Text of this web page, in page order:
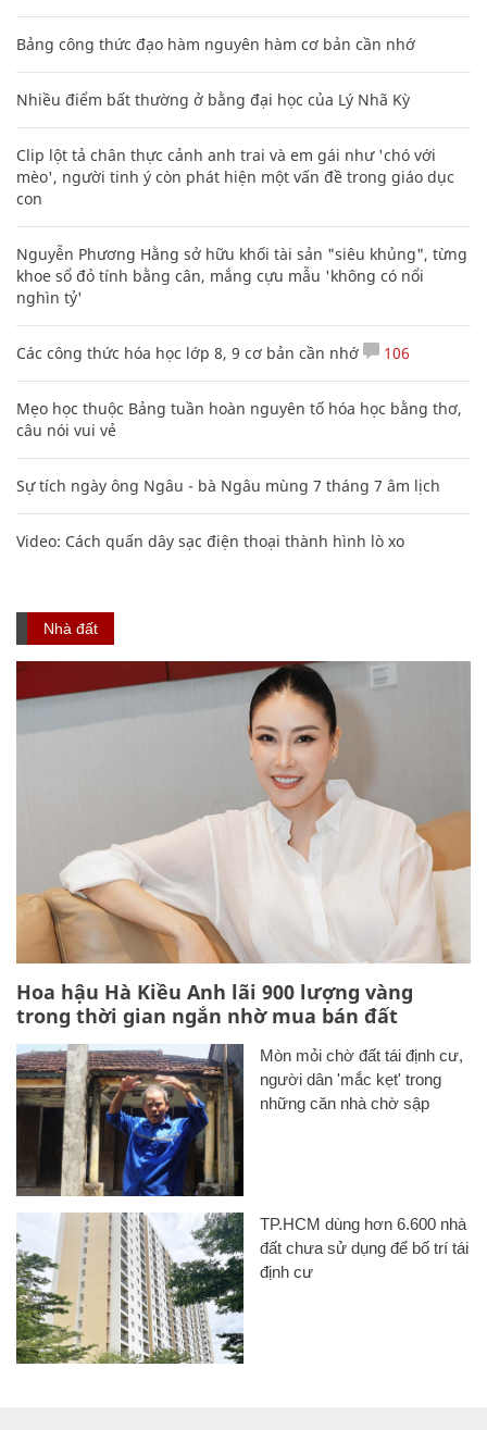
Bảng công thức đạo hàm nguyên hàm cơ bản cần nhớ
Nhiều điểm bất thường ở bằng đại học của Lý Nhã Kỳ
Clip lột tả chân thực cảnh anh trai và em gái như 'chó với
mèo', người tinh ý còn phát hiện một vấn đề trong giáo dục
con
Nguyễn Phương Hằng sở hữu khối tài sản "siêu khủng", từng
khoe sổ đỏ tính bằng cân, mắng cựu mẫu 'không có nổi
nghìn tỷ'
Các công thức hóa học lớp 8, 9 cơ bản cần nhớ 106
Mẹo học thuộc Bảng tuần hoàn nguyên tố hóa học bằng thơ,
câu nói vui vẻ
Sự tích ngày ông Ngâu - bà Ngâu mùng 7 tháng 7 âm lịch
Video: Cách quấn dây sạc điện thoại thành hình lò xo
Nhà đất
Hoa hậu Hà Kiều Anh lãi 900 lượng vàng
trong thời gian ngắn nhờ mua bán đất
Mòn mỏi chờ đất tái định cư,
người dân 'mắc kẹt' trong
những căn nhà chờ sập
TP.HCM dùng hơn 6.600 nhà
đất chưa sử dụng để bố trí tái
định cư